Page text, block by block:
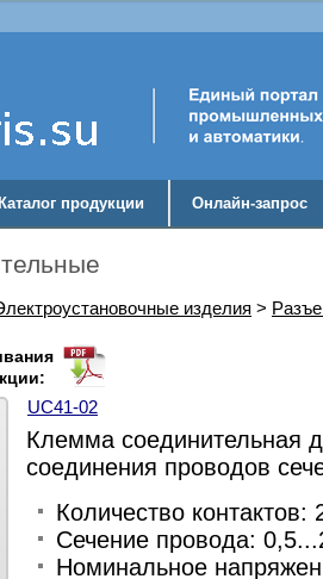
Каталог продукции Онлайн-запрос
изделия >
UC41-02
Клемма соединительная
соединения проводов
Количество контактов:
Сечение провода:
Номинальное